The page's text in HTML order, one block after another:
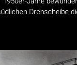
Drehscheibe